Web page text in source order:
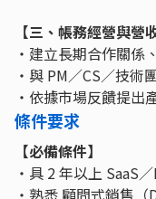
【三、帳務經營與營
・建立長期合作關係
・與 PM／CS／技術
・依據市場反饋提出
條件要求
【必備條件】
・具 2 年以上 SaaS
・熟悉 顧問式銷售